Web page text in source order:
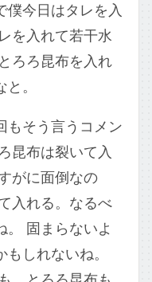
僕今日はタレを入
を入れて若干水
ろろ昆布を入れ
。
もそう言うコメン
昆布は裂いて入
がに面倒なの
入れる。なるべ
。 固まらないよ
しれないね。